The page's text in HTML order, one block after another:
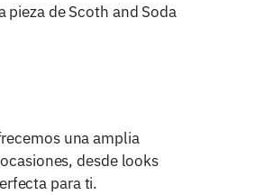
pieza de Scoth and Soda
una amplia
desde looks
para ti.